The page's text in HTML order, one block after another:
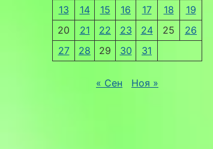
13
14 15 16 17 18
19
20
21 22 23 24 25
26
27
28 29 30 31
« Сен Ноя »